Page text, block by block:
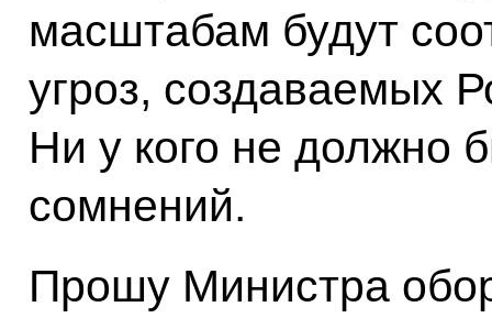
масштабам будут
угроз, создаваемых
Ни у кого не должно
сомнений.
Прошу Министра